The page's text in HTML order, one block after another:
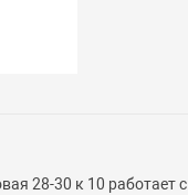
28-30 к 10 работает с